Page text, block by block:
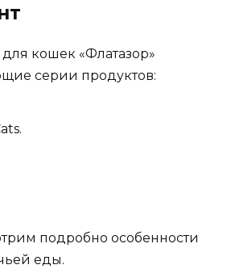
кошек «Флатазор»
серии продуктов:
подробно особенности
еды.